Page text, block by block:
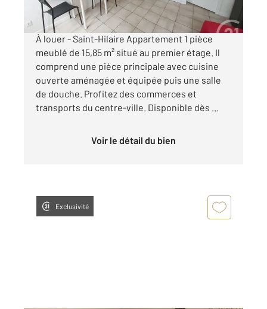
par mois charges comprises
À louer - Saint-Hilaire Appartement 1 pièce
meublé de 15,85 m² situé au premier étage. Il
comprend une pièce principale avec cuisine
ouverte aménagée et équipée puis une salle
de douche. Profitez des commerces et
transports du centre-ville. Disponible dès ...
Voir le détail du bien
Exclusivité